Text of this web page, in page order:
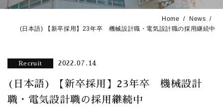
Home
News
(日本語) 【新卒採用】23年卒 機械設計職・電気設計職の採用継続中
Recruit 2022.07.14
(日本語) 【新卒採用】23年卒 機械設計
職・電気設計職の採用継続中